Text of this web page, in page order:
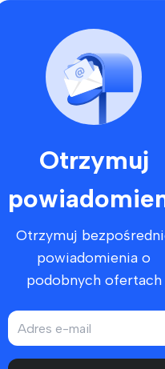
Otrzymuj
Otrzymuj
powiadomienia o
podobnych ofertach